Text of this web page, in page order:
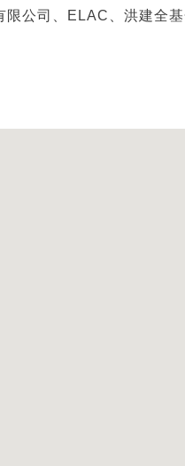
限公司、ELAC、洪建全